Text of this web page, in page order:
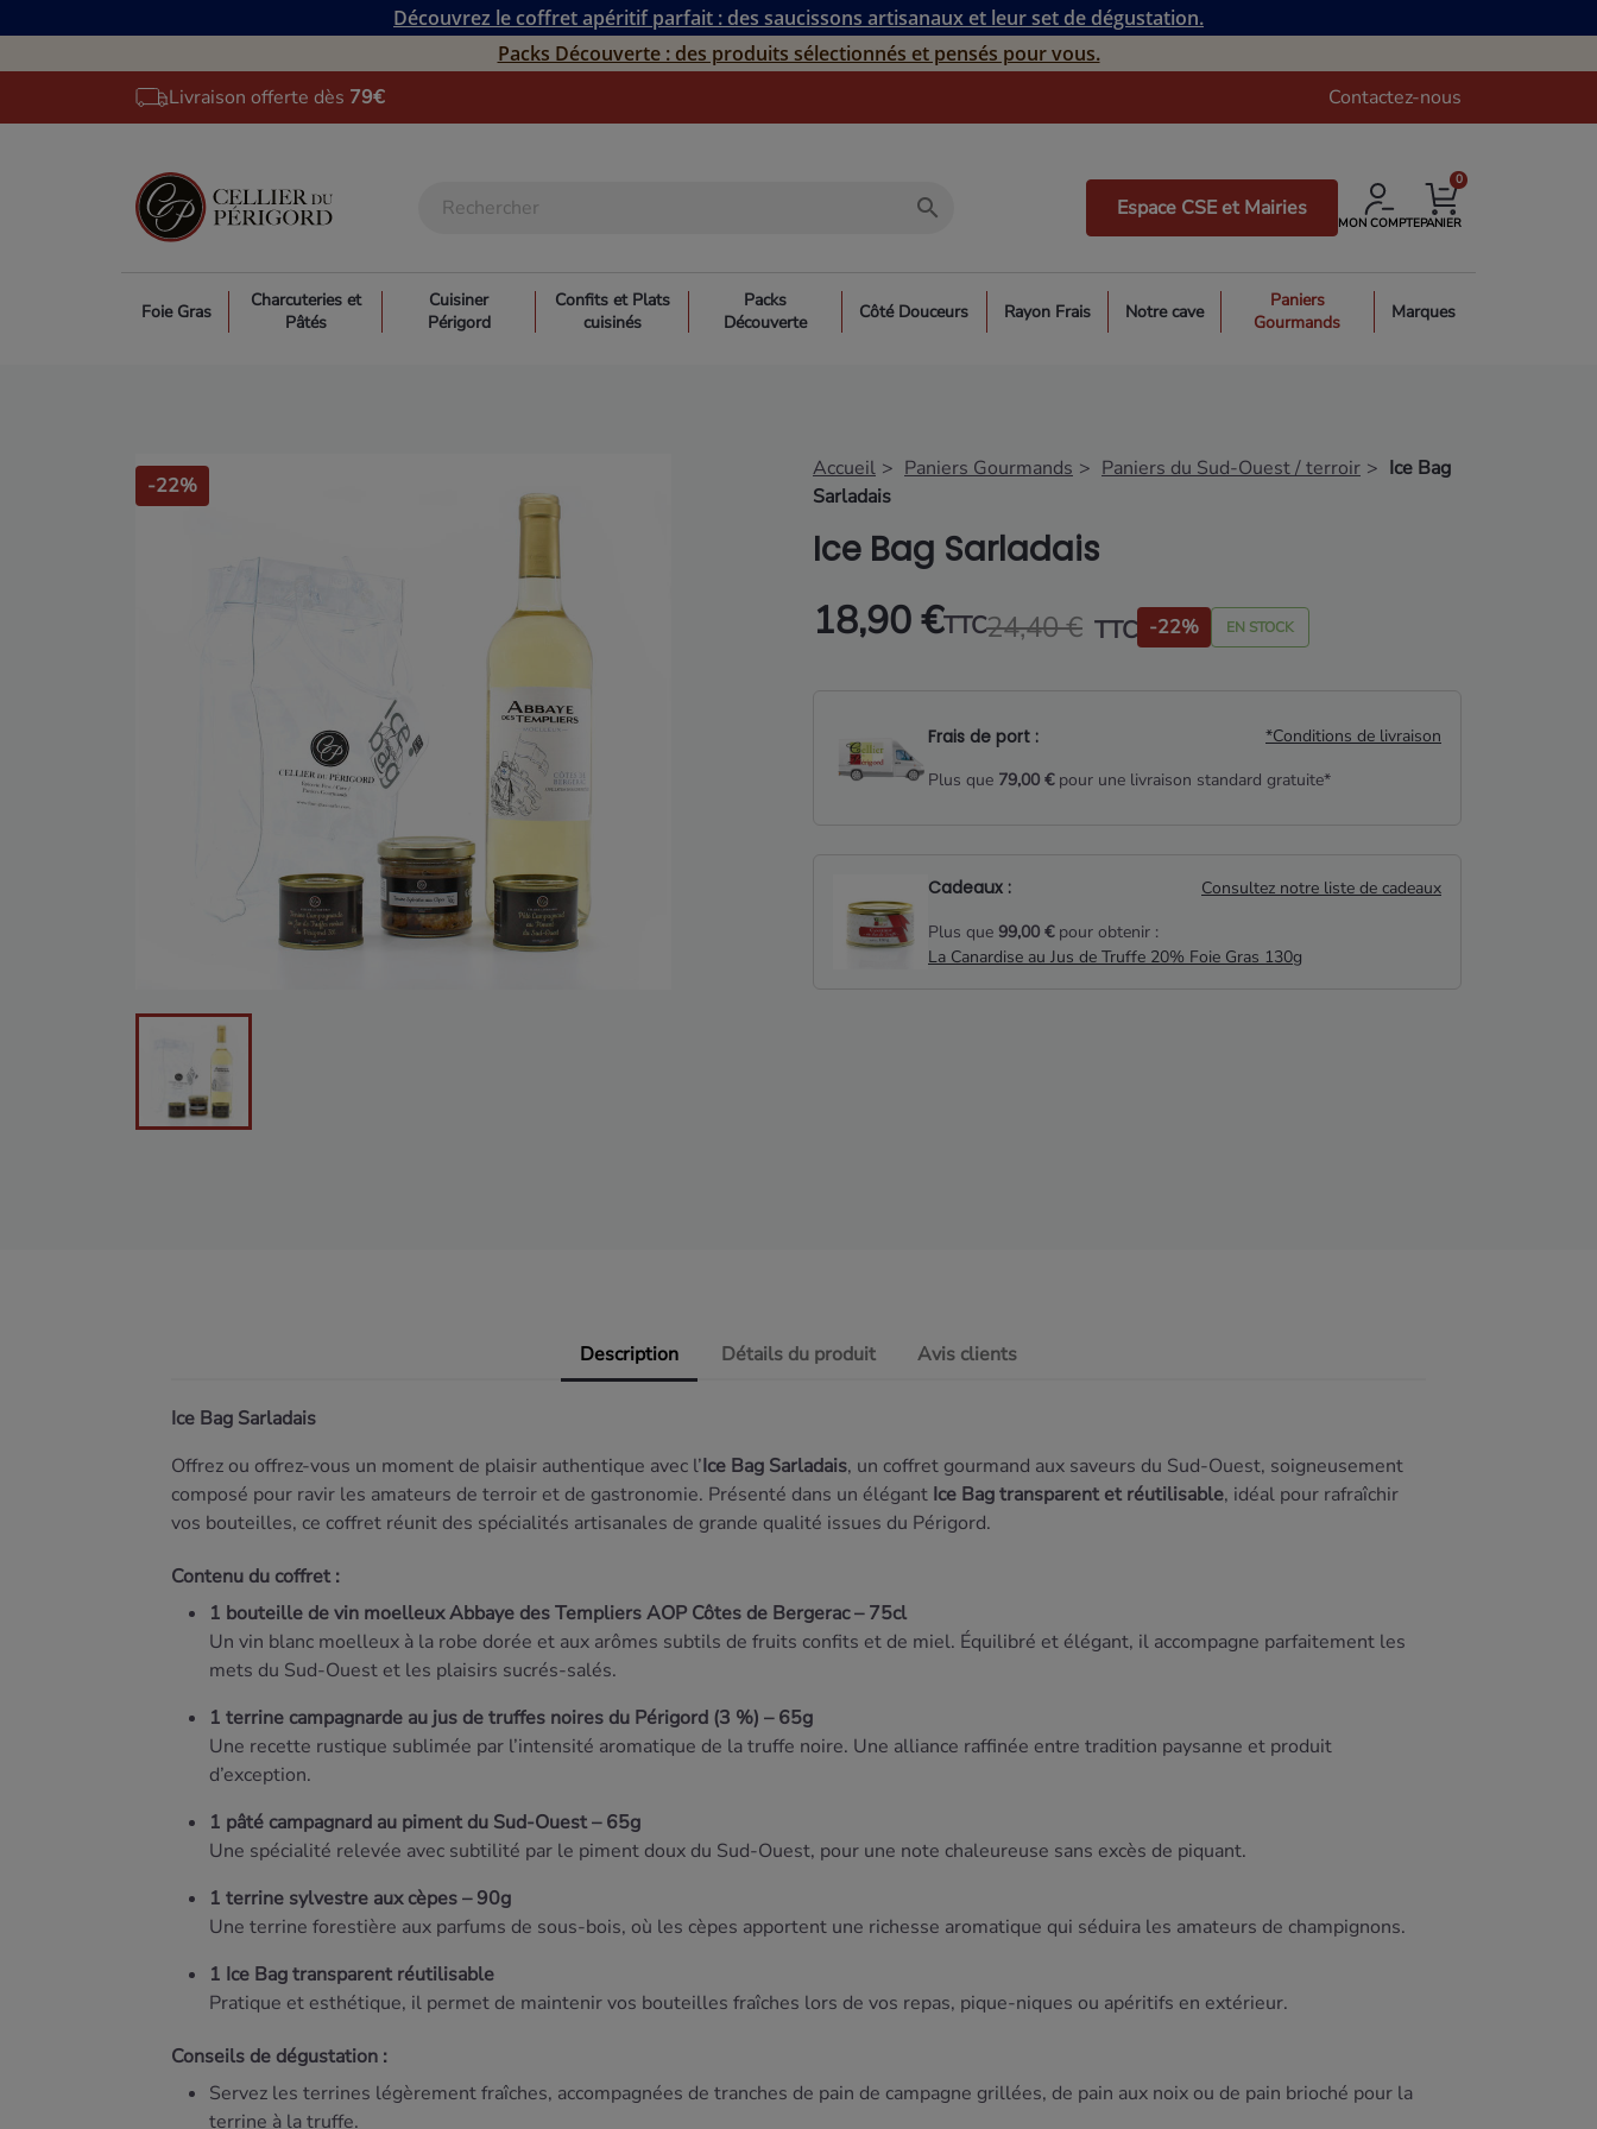
Découvrez le coffret apéritif parfait : des saucissons artisanaux et leur set de dégustation.
Packs Découverte : des produits sélectionnés et pensés pour vous.
Livraison offerte dès 79€ Contactez-nous
search Espace CSE et Mairies
MON COMPTEPANIER
0
Foie Gras
Charcuteries et
Pâtés
Cuisiner
Périgord
Confits et Plats
cuisinés
Packs
Découverte
Côté Douceurs Rayon Frais Notre cave
Paniers
Gourmands
Marques
-22%
Accueil Paniers Gourmands Paniers du Sud-Ouest / terroir
Ice Bag
Sarladais
Ice Bag Sarladais
18,90 €TTC24,40 € TTC -22% EN STOCK
Frais de port :
*Conditions de livraison
Plus que 79,00 €pour une livraison standard gratuite*
Cadeaux :
Consultez notre liste de cadeaux
Plus que 99,00 €pour obtenir :
La Canardise au Jus de Truffe 20% Foie Gras 130g
Description Détails du produit Avis clients
Ice Bag Sarladais
Offrez ou offrez-vous un moment de plaisir authentique avec l’Ice Bag Sarladais, un coffret gourmand aux saveurs du Sud-Ouest, soigneusement
composé pour ravir les amateurs de terroir et de gastronomie. Présenté dans un élégant Ice Bagtransparentetréutilisable, idéal pour rafraîchir
vos bouteilles, ce coffret réunit des spécialités artisanales de grande qualité issues du Périgord.
Contenu du coffret :
1 bouteille devin moelleuxAbbaye desTempliersAOP Côtes de Bergerac –75cl
Un vin blanc moelleux à la robe dorée et aux arômes subtils de fruits confits et de miel. Équilibré et élégant, il accompagne parfaitement les
mets du Sud-Ouest et les plaisirs sucrés-salés.
1 terrine campagnarde au jus detruffes noires du Périgord (3 %) –65g
Une recette rustique sublimée par l’intensité aromatique de latruffe noire. Une alliance raffinée entre tradition paysanne et produit
d’exception.
1 pâté campagnard au pimentdu Sud-Ouest –65g
Une spécialité relevée avec subtilité par le piment doux du Sud-Ouest, pour une note chaleureuse sans excès de piquant.
1 terrine sylvestre auxcèpes –90g
Une terrine forestière aux parfums de sous-bois, où les cèpes apportent une richesse aromatique qui séduira les amateurs de champignons.
1 Ice Bagtransparentréutilisable
Pratique et esthétique, il permet de maintenirvos bouteilles fraîches lors de vos repas, pique-niques ou apéritifs en extérieur.
Conseils de dégustation :
Servez les terrines légèrementfraîches, accompagnées de tranches de pain de campagne grillées, de pain aux noix ou de pain brioché pour la
terrine à latruffe.